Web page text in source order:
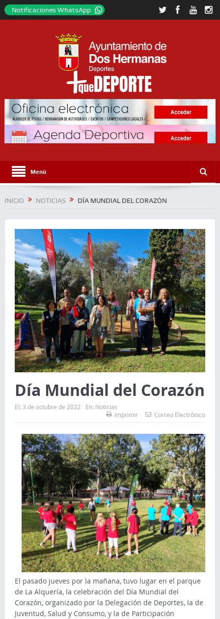
Notificaciones WhatsApp
Menú
INICIO NOTICIAS DÍA MUNDIAL DEL CORAZÓN
Día Mundial del Corazón
El: 3 de octubre de 2022 En: Noticias
Imprimir
Correo Electrónico
El pasado jueves por la mañana, tuvo lugar en el parque
de La Alquería, la celebración del Día Mundial del
Corazón, organizado por la Delegación de Deportes, la de
Juventud, Salud y Consumo, y la de Participación